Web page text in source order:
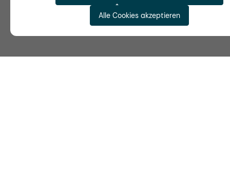
Alle Cookies akzeptieren